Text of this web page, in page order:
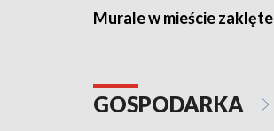
Murale w mieście zaklęte
GOSPODARKA